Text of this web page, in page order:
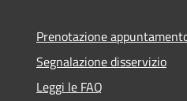
Prenotazione
Segnalazione disservizio
Leggi le FAQ